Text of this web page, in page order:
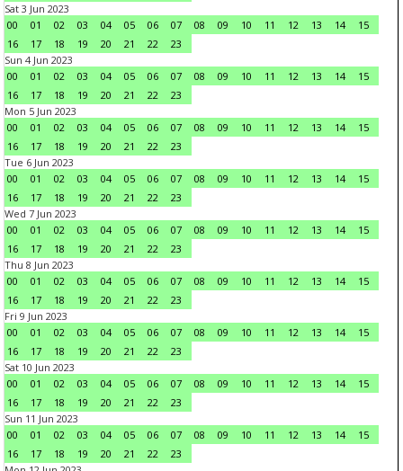
Sat 3 Jun 2023
00
01 02 03 04 05 06 07 08 09 10 11 12 13 14
15
16
17 18 19 20 21 22
23
Sun 4 Jun 2023
00
01 02 03 04 05 06 07 08 09 10 11 12 13 14
15
16
17 18 19 20 21 22
23
Mon 5 Jun 2023
00
01 02 03 04 05 06 07 08 09 10 11 12 13 14
15
16
17 18 19 20 21 22
23
Tue 6 Jun 2023
00
01 02 03 04 05 06 07 08 09 10 11 12 13 14
15
16
17 18 19 20 21 22
23
Wed 7 Jun 2023
00
01 02 03 04 05 06 07 08 09 10 11 12 13 14
15
16
17 18 19 20 21 22
23
Thu 8 Jun 2023
00
01 02 03 04 05 06 07 08 09 10 11 12 13 14
15
16
17 18 19 20 21 22
23
Fri 9 Jun 2023
00
01 02 03 04 05 06 07 08 09 10 11 12 13 14
15
16
17 18 19 20 21 22
23
Sat 10 Jun 2023
00
01 02 03 04 05 06 07 08 09 10 11 12 13 14
15
16
17 18 19 20 21 22
23
Sun 11 Jun 2023
00
01 02 03 04 05 06 07 08 09 10 11 12 13 14
15
16
17 18 19 20 21 22
23